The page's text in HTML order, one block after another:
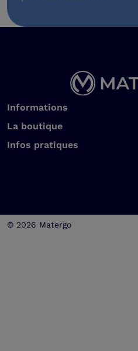
Informations
La boutique
Infos pratiques
© 2026 Matergo